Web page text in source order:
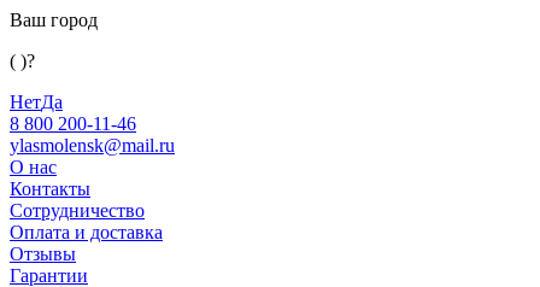
Ваш город
( )?
НетДа
8 800 200-11-46
ylasmolensk@mail.ru
О нас
Контакты
Сотрудничество
Оплата и доставка
Отзывы
Гарантии